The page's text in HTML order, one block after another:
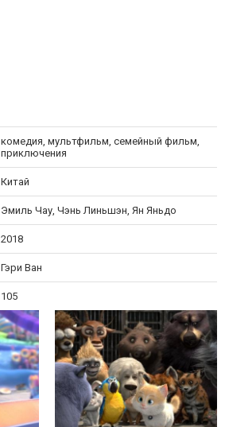
комедия, мультфильм, семейный фильм,
приключения
Китай
Эмиль Чау, Чэнь Линьшэн, Ян Яньдо
2018
Гэри Ван
105